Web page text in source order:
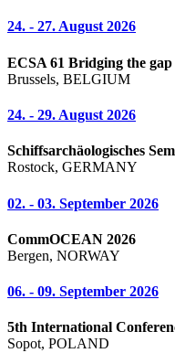
24. - 27. August 2026
ECSA 61 Bridging the
Brussels, BELGIUM
24. - 29. August 2026
Schiffsarchäologisches
Rostock, GERMANY
02. - 03. September 2026
CommOCEAN 2026
Bergen, NORWAY
06. - 09. September 2026
5th International
Sopot, POLAND